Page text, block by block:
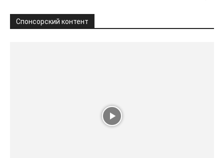
Спонсорский контент